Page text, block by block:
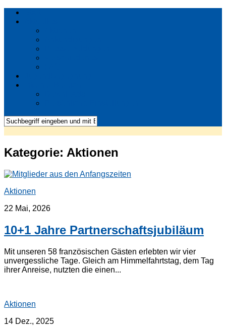
Kategorie: Aktionen
Aktionen
22 Mai, 2026
10+1 Jahre Partnerschaftsjubiläum
Mit unseren 58 französischen Gästen erlebten wir vier
unvergessliche Tage. Gleich am Himmelfahrtstag, dem Tag
ihrer Anreise, nutzten die einen...
Aktionen
14 Dez., 2025